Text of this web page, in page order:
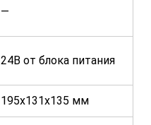
—
24В от блока питания
195х131х135 мм